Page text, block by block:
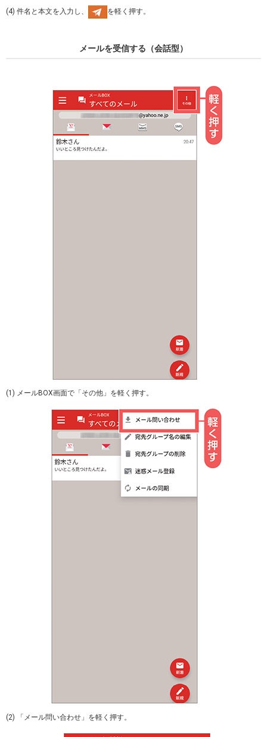
(4) 件名と本文を入力し、 を軽く押す。
メールを受信する（会話型）
(1) メールBOX画面で「その他」を軽く押す。
(2) 「メール問い合わせ」を軽く押す。